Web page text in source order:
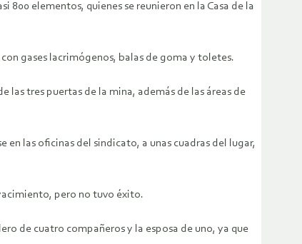
elementos, quienes se reunieron en la Casa de la
gases lacrimógenos, balas de goma y toletes.
tres puertas de la mina, además de las áreas de
en las oficinas del sindicato, a unas cuadras del lugar,
pero no tuvo éxito.
de cuatro compañeros y la esposa de uno, ya que